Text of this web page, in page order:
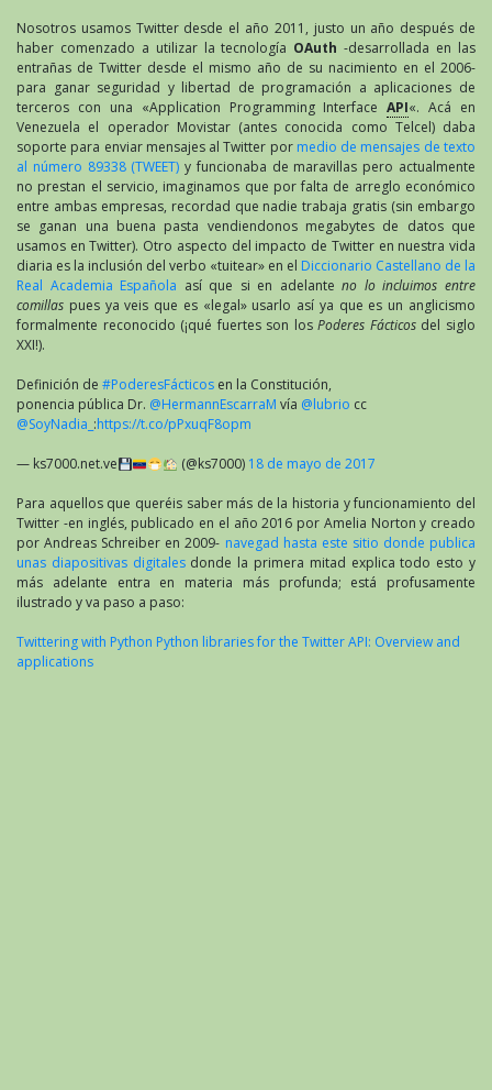
Nosotros usamos Twitter desde el año 2011, justo un año después de
haber comenzado a utilizar la tecnología OAuth -desarrollada en las
entrañas de Twitter desde el mismo año de su nacimiento en el 2006-
para ganar seguridad y libertad de programación a aplicaciones de
terceros con una «Application Programming InterfaceAPI«. Acá en
Venezuela el operador Movistar (antes conocida como Telcel) daba
soporte para enviar mensajes al Twitter por medio de mensajes de texto
al número 89338 (TWEET) y funcionaba de maravillas pero actualmente
no prestan el servicio, imaginamos que por falta de arreglo económico
entre ambas empresas, recordad que nadie trabaja gratis (sin embargo
se ganan una buena pasta vendiendonos megabytes de datos que
usamos en Twitter). Otro aspecto del impacto de Twitter en nuestra vida
diaria es la inclusión del verbo «tuitear» en el Diccionario Castellano de la
Real Academia Española así que si en adelanteno lo incluimos entre
comillas pues ya veis que es «legal» usarlo así ya que es un anglicismo
formalmente reconocido (¡qué fuertes son losPoderes Fácticosdel siglo
XXI!).
Definición de #PoderesFácticos en la Constitución,
ponencia pública Dr. @HermannEscarraM vía @lubrio cc
@SoyNadia_ :https://t.co/pPxuqF8opm
— ks7000.net.ve (@ks7000) 18 de mayo de 2017
Para aquellos que queréis saber más de la historia y funcionamiento del
Twitter -en inglés, publicado en el año 2016 por Amelia Norton y creado
por Andreas Schreiber en 2009- navegad hasta este sitio donde publica
unas diapositivas digitalesdonde la primera mitad explica todo esto y
más adelante entra en materia más profunda; está profusamente
ilustrado y va paso a paso:
Twittering with Python Python libraries for the Twitter API: Overview and
applications